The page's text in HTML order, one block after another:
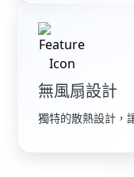
無風扇設計
獨特的散熱設計，